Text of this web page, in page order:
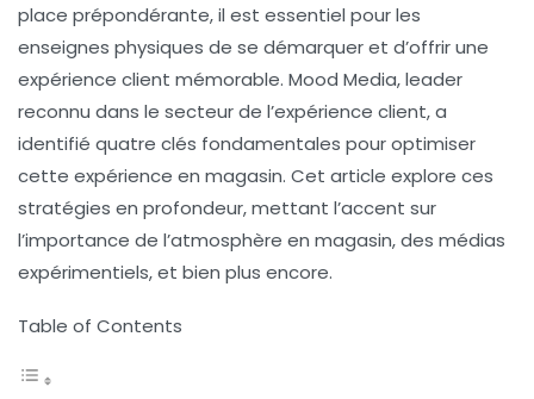
place prépondérante, il est essentiel pour les
enseignes physiques de se démarquer et d’offrir une
expérience client mémorable. Mood Media, leader
reconnu dans le secteur de l’expérience client, a
identifié quatre clés fondamentales pour optimiser
cette expérience en magasin. Cet article explore ces
stratégies en profondeur, mettant l’accent sur
l’importance de l’atmosphère en magasin, des médias
expérimentiels, et bien plus encore.
Table of Contents